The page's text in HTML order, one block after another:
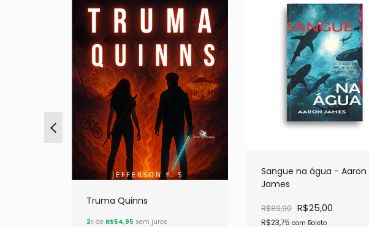
Truma Quinns
2x de R$54,95 sem juros
Sangue na água - Aaron
James
R$89,90 R$25,00
R$23,75 com Boleto